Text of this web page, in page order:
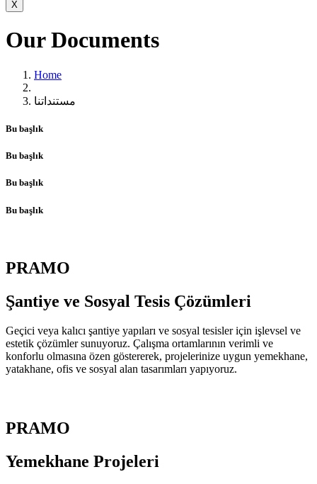
X
OurDocuments
Home
مستنداتنا
Bu başlık
Bu başlık
Bu başlık
Bu başlık
PRAMO
Şantiye ve Sosyal Tesis Çözümleri
Geçici veya kalıcı şantiye yapıları ve sosyal tesisler için işlevsel ve
estetik çözümler sunuyoruz. Çalışma ortamlarının verimli ve
konforlu olmasına özen göstererek, projelerinize uygun yemekhane,
yatakhane, ofis ve sosyal alan tasarımları yapıyoruz.
PRAMO
Yemekhane Projeleri